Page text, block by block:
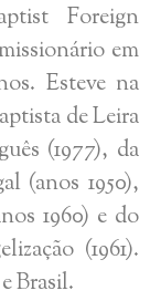
Foreign
em
Esteve na
de Leira
(1977), da
(anos 1950),
1960) e do
(1961).
Brasil.